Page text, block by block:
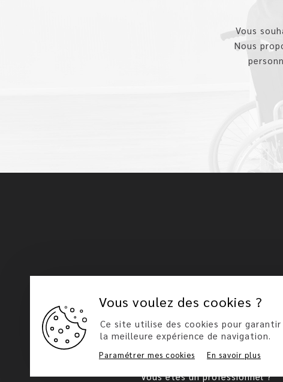
Vous
Nous
Nos produits
Notre vision
News
Foire aux questions
Vous êtes un professionnel ?
Vous voulez des cookies ?
Ce site utilise des cookies pour garantir
la meilleure expérience de navigation.
Paramétrer mes cookies En savoir plus